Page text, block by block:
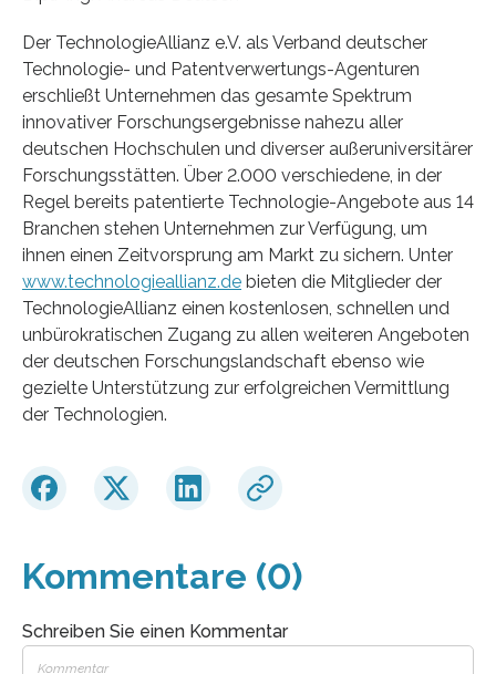
Der TechnologieAllianz e.V. als Verband deutscher
Technologie- und Patentverwertungs-Agenturen
erschließt Unternehmen das gesamte Spektrum
innovativer Forschungsergebnisse nahezu aller
deutschen Hochschulen und diverser außeruniversitärer
Forschungsstätten. Über 2.000 verschiedene, in der
Regel bereits patentierte Technologie-Angebote aus 14
Branchen stehen Unternehmen zur Verfügung, um
ihnen einen Zeitvorsprung am Markt zu sichern. Unter
www.technologieallianz.de bieten die Mitglieder der
TechnologieAllianz einen kostenlosen, schnellen und
unbürokratischen Zugang zu allen weiteren Angeboten
der deutschen Forschungslandschaft ebenso wie
gezielte Unterstützung zur erfolgreichen Vermittlung
der Technologien.
Kommentare (0)
Schreiben Sie einen Kommentar